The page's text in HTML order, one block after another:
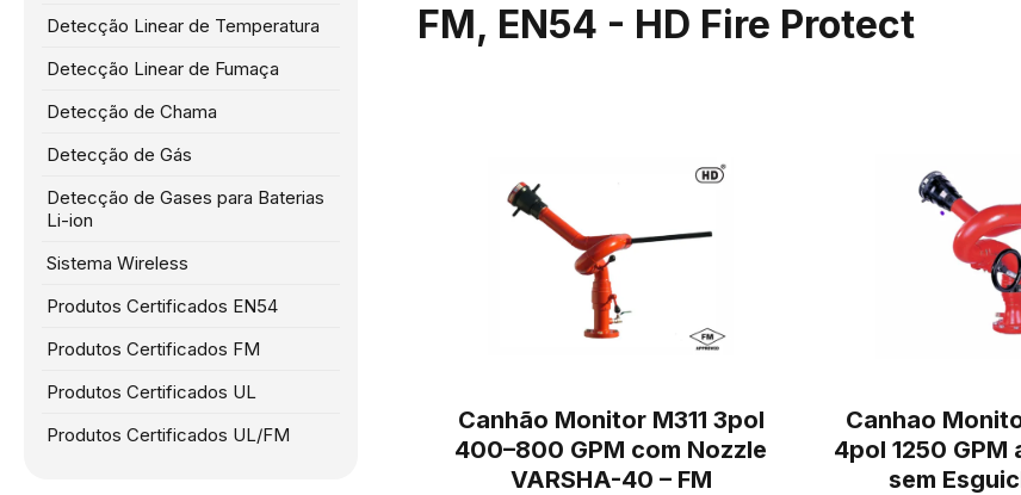
Detecção Linear de Temperatura
Detecção Linear de Fumaça
Detecção de Chama
Detecção de Gás
Detecção de Gases para Baterias
Li-ion
Sistema Wireless
Produtos Certificados EN54
Produtos Certificados FM
Produtos Certificados UL
Produtos Certificados UL/FM
FM, EN54 - HD Fire Protect
Canhão Monitor M311 3pol
400–800 GPM com Nozzle
VARSHA-40 – FM
Canhao
4pol 1250
sem